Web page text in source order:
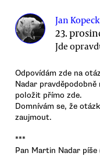
Jan
23.
Jde
Odpovídám zde na
Nadar
položit přímo zde.
Domnívám se, že
zaujmout.
***
Pan Martin Nadar píše